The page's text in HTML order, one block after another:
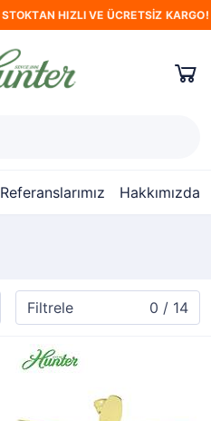
STOKTAN HIZLI VE ÜCRETSİZ KARGO!
Referanslarımız Hakkımızda
Filtrele 0 / 14